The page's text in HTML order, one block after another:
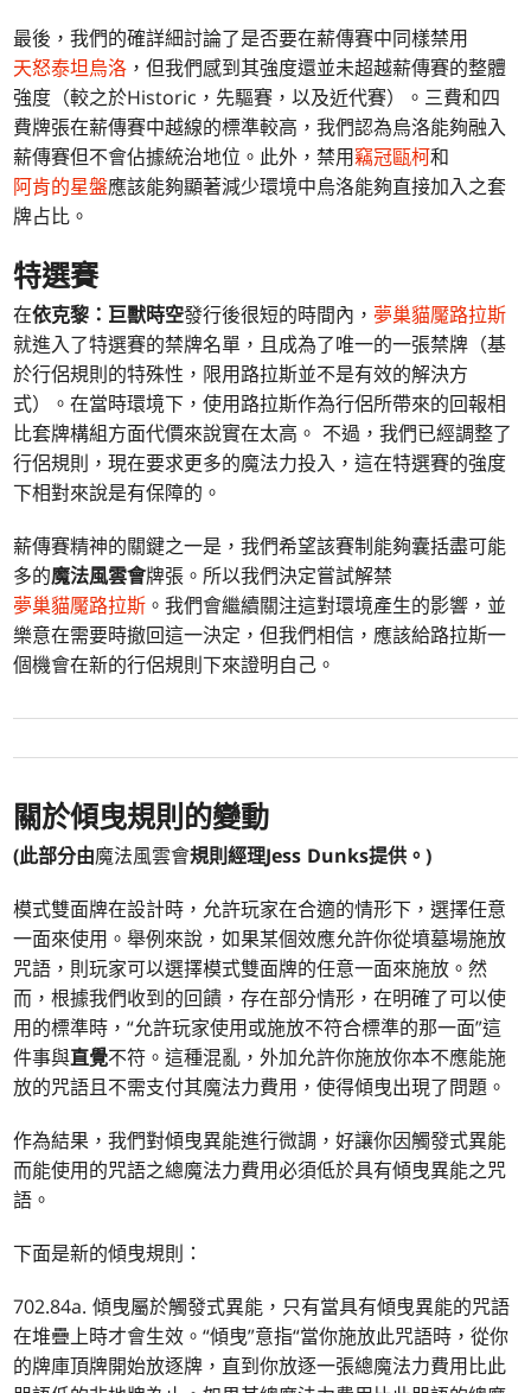
最後，我們的確詳細討論了是否要在薪傳賽中同樣禁用
天怒泰坦烏洛 ，但我們感到其強度還並未超越薪傳賽的整體
強度（較之於Historic，先驅賽，以及近代賽）。三費和四
費牌張在薪傳賽中越線的標準較高，我們認為烏洛能夠融入
薪傳賽但不會佔據統治地位。此外，禁用竊冠甌柯和
阿肯的星盤應該能夠顯著減少環境中烏洛能夠直接加入之套
牌占比。
特選賽
在依克黎：巨獸時空發行後很短的時間內， 夢巢貓魘路拉斯
就進入了特選賽的禁牌名單，且成為了唯一的一張禁牌（基
於行侶規則的特殊性，限用路拉斯並不是有效的解決方
式）。在當時環境下，使用路拉斯作為行侶所帶來的回報相
比套牌構組方面代價來說實在太高。 不過，我們已經調整了
行侶規則，現在要求更多的魔法力投入，這在特選賽的強度
下相對來說是有保障的。
薪傳賽精神的關鍵之一是，我們希望該賽制能夠囊括盡可能
多的魔法風雲會牌張。所以我們決定嘗試解禁
夢巢貓魘路拉斯 。我們會繼續關注這對環境產生的影響，並
樂意在需要時撤回這一決定，但我們相信，應該給路拉斯一
個機會在新的行侶規則下來證明自己。
關於傾曳規則的變動
(此部分由魔法風雲會規則經理Jess Dunks提供。)
模式雙面牌在設計時，允許玩家在合適的情形下，選擇任意
一面來使用。舉例來說，如果某個效應允許你從墳墓場施放
咒語，則玩家可以選擇模式雙面牌的任意一面來施放。然
而，根據我們收到的回饋，存在部分情形，在明確了可以使
用的標準時，“允許玩家使用或施放不符合標準的那一面”這
件事與直覺不符。這種混亂，外加允許你施放你本不應能施
放的咒語且不需支付其魔法力費用，使得傾曳出現了問題。
作為結果，我們對傾曳異能進行微調，好讓你因觸發式異能
而能使用的咒語之總魔法力費用必須低於具有傾曳異能之咒
語。
下面是新的傾曳規則：
702.84a. 傾曳屬於觸發式異能，只有當具有傾曳異能的咒語
在堆疊上時才會生效。“傾曳”意指“當你施放此咒語時，從你
的牌庫頂牌開始放逐牌，直到你放逐一張總魔法力費用比此